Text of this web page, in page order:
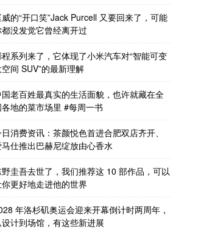
的“开口笑”Jack Purcell 又要回来了，可能
没发觉它曾经离开过
系列来了，它体现了小米汽车对“智能可变
空间 SUV”的最新理解
老百姓最真实的生活面貌，也许就藏在全
各地的菜市场里 #每周一书
消费资讯：茶颜悦色首进合肥双店齐开、
仕推出巴赫尼绽放由心香水
野圭吾去世了，我们推荐这 10 部作品，可以
更好地走进他的世界
年洛杉矶奥运会迎来开幕倒计时两周年，
设计到场馆，有这些新进展